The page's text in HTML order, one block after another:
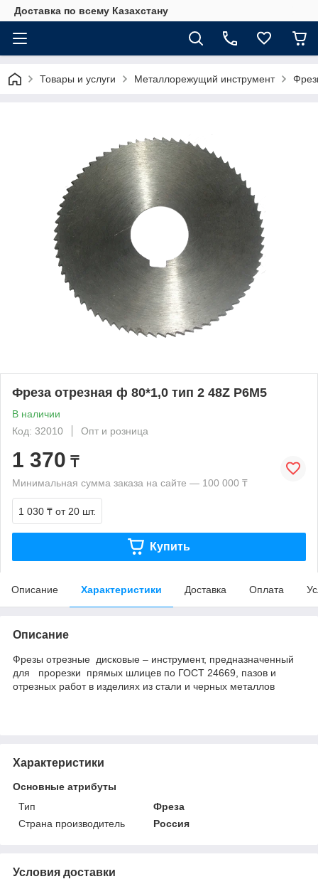
Доставка по всему Казахстану
Товары и услуги Металлорежущий инструмент
Фреза отрезная ф 80*1,0 тип 2 48Z P6M5
В наличии
Код: 32010
Опт и розница
1 370 ₸
Минимальная сумма заказа на сайте — 100 000 ₸
1 030 ₸ от 20 шт.
Купить
Описание Характеристики Доставка Оплата
Описание
Фрезы отрезные дисковые – инструмент, предназначенный
для прорезки прямых шлицев по ГОСТ 24669, пазов и
отрезных работ в изделиях из стали и черных металлов
Характеристики
Основные атрибуты
Тип
Фреза
Страна производитель
Россия
Условия доставки